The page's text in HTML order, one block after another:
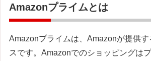
Amazonプライムとは
Amazonプライムは、Amazonが提供
スです。Amazonでのショッピングは